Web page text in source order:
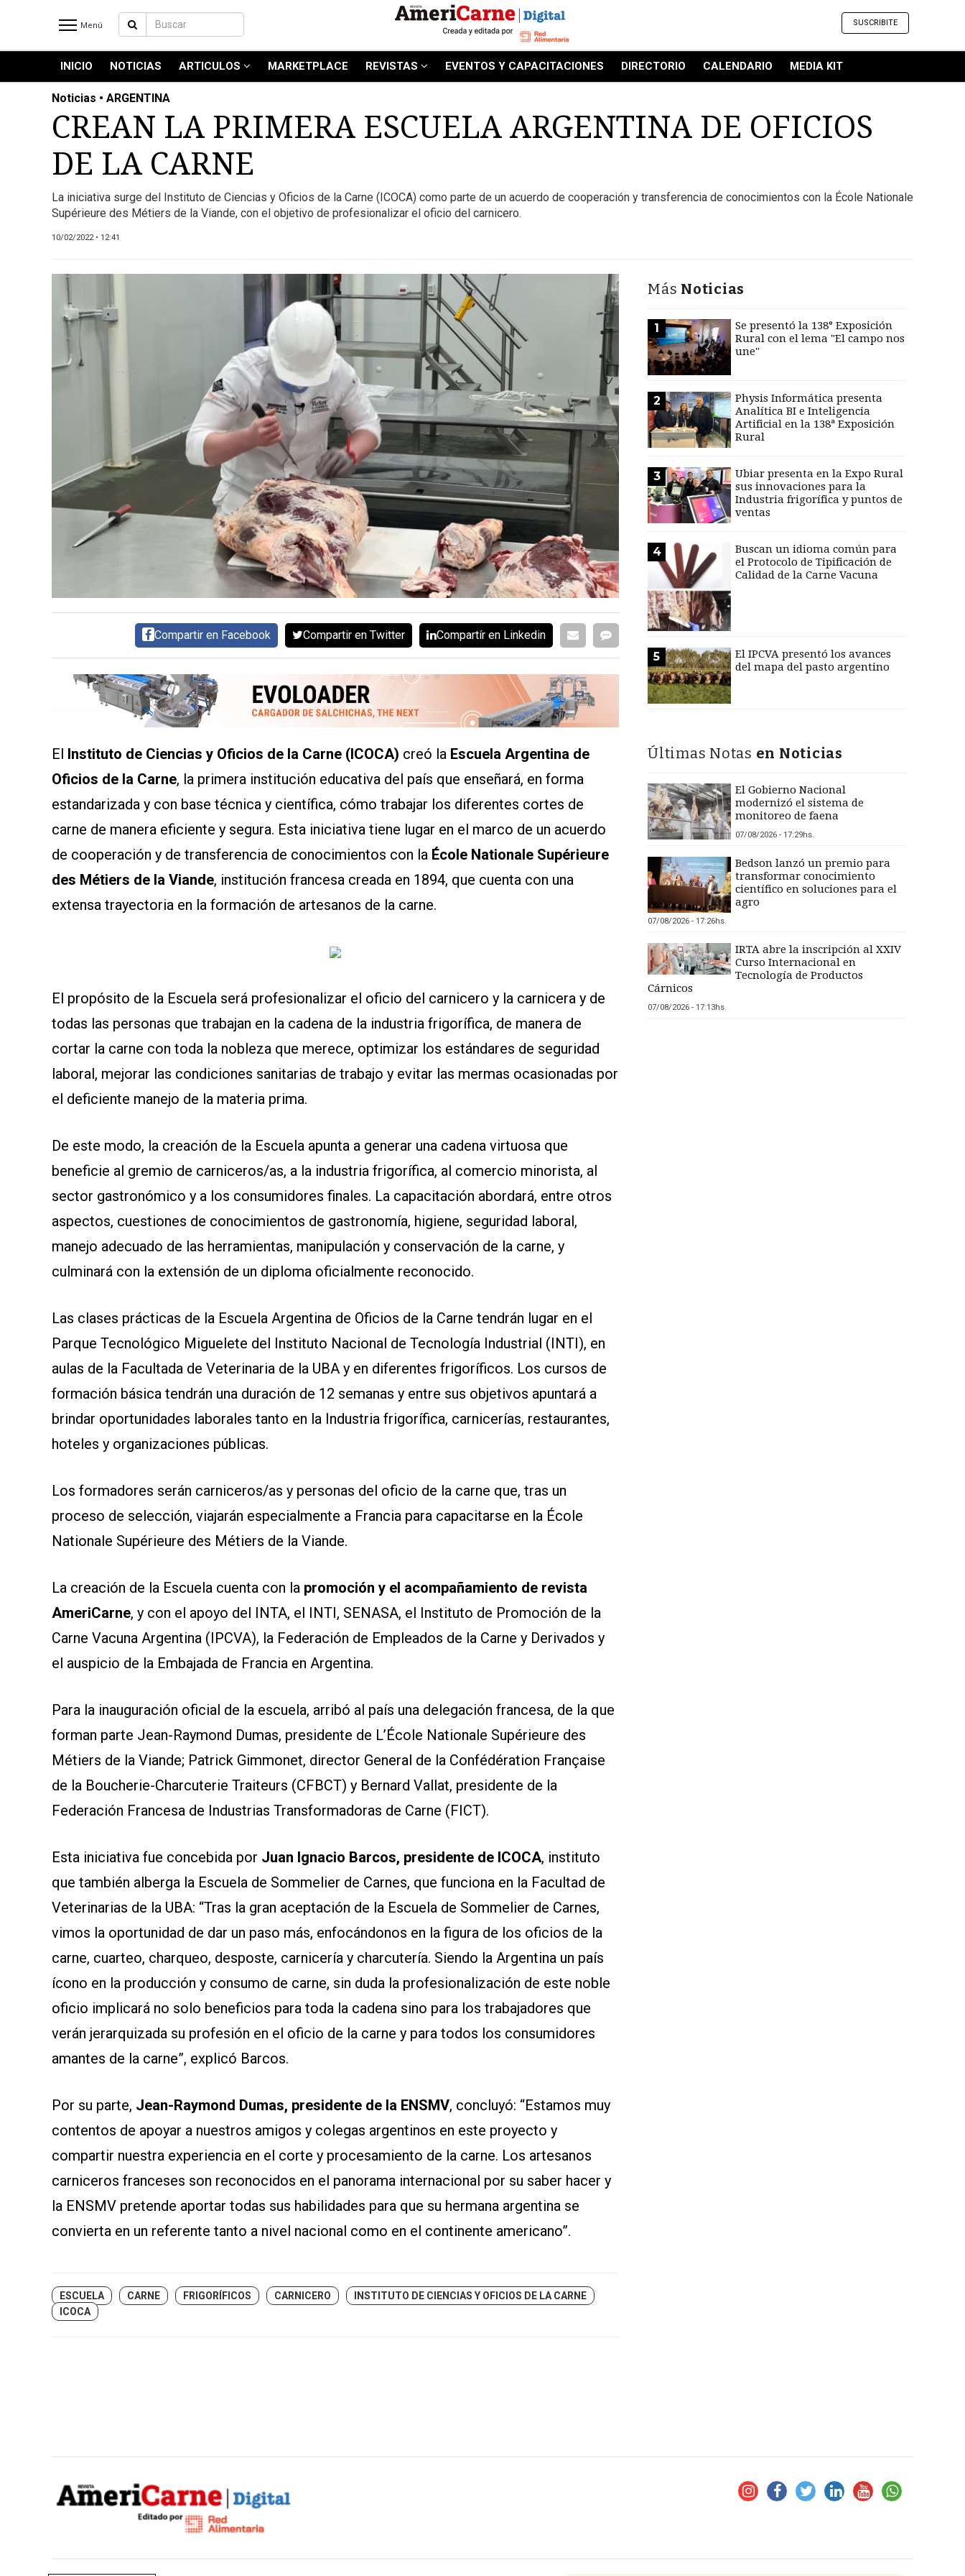
NOTICIAS RECIENTES
NOTICIAS
ARTICULOS
PRODUCCIÓN
PRODUCTO
NUEVOS PRODUCTOS
MARKETPLACE
CATÁLOGO DE CORTES DE
CARNE VACUNA
EVENTOS Y
CAPACITACIONES
TEMAS DESTACADOS
CARNE
INVESTIGACIÓN
PREMIO
SERVICIOS
CONTÁCTENOS
POLÍTICAS
PRIVACIDAD
Menú SUSCRIBITE
INICIO NOTICIAS ARTICULOS MARKETPLACE REVISTAS EVENTOS Y CAPACITACIONES DIRECTORIO CALENDARIO MEDIA KIT
Noticias • ARGENTINA
CREAN LA PRIMERA ESCUELA ARGENTINA DE OFICIOS
DE LA CARNE
La iniciativa surge del Instituto de Ciencias y Oficios de la Carne (ICOCA) como parte de un acuerdo de cooperación y transferencia de conocimientos con la École Nationale
Supérieure des Métiers de la Viande, con el objetivo de profesionalizar el oficio del carnicero.
10/02/2022 • 12:41
Compartir en Facebook Compartir en Twitter Compartír en Linkedin
El Instituto de Ciencias y Oficios de la Carne (ICOCA) creó la Escuela Argentina de
Oficios de la Carne, la primera institución educativa del país que enseñará, en forma
estandarizada y con base técnica y científica, cómo trabajar los diferentes cortes de
carne de manera eficiente y segura. Esta iniciativa tiene lugar en el marco de un acuerdo
de cooperación y de transferencia de conocimientos con la École Nationale Supérieure
des Métiers de la Viande, institución francesa creada en 1894, que cuenta con una
extensa trayectoria en la formación de artesanos de la carne.
El propósito de la Escuela será profesionalizar el oficio del carnicero y la carnicera y de
todas las personas que trabajan en la cadena de la industria frigorífica, de manera de
cortar la carne con toda la nobleza que merece, optimizar los estándares de seguridad
laboral, mejorar las condiciones sanitarias de trabajo y evitar las mermas ocasionadas por
el deficiente manejo de la materia prima.
De este modo, la creación de la Escuela apunta a generar una cadena virtuosa que
beneficie al gremio de carniceros/as, a la industria frigorífica, al comercio minorista, al
sector gastronómico y a los consumidores finales. La capacitación abordará, entre otros
aspectos, cuestiones de conocimientos de gastronomía, higiene, seguridad laboral,
manejo adecuado de las herramientas, manipulación y conservación de la carne, y
culminará con la extensión de un diploma oficialmente reconocido.
Las clases prácticas de la Escuela Argentina de Oficios de la Carne tendrán lugar en el
Parque Tecnológico Miguelete del Instituto Nacional de Tecnología Industrial (INTI), en
aulas de la Facultada de Veterinaria de la UBA y en diferentes frigoríficos. Los cursos de
formación básica tendrán una duración de 12 semanas y entre sus objetivos apuntará a
brindar oportunidades laborales tanto en la Industria frigorífica, carnicerías, restaurantes,
hoteles y organizaciones públicas.
Los formadores serán carniceros/as y personas del oficio de la carne que, tras un
proceso de selección, viajarán especialmente a Francia para capacitarse en la École
Nationale Supérieure des Métiers de la Viande.
La creación de la Escuela cuenta con la promoción y el acompañamiento de revista
AmeriCarne, y con el apoyo del INTA, el INTI, SENASA, el Instituto de Promoción de la
Carne Vacuna Argentina (IPCVA), la Federación de Empleados de la Carne y Derivados y
el auspicio de la Embajada de Francia en Argentina.
Para la inauguración oficial de la escuela, arribó al país una delegación francesa, de la que
forman parte Jean-Raymond Dumas, presidente de L’École Nationale Supérieure des
Métiers de la Viande; Patrick Gimmonet, director General de la Confédération Française
de la Boucherie-Charcuterie Traiteurs (CFBCT) y Bernard Vallat, presidente de la
Federación Francesa de Industrias Transformadoras de Carne (FICT).
Esta iniciativa fue concebida por Juan Ignacio Barcos, presidente de ICOCA, instituto
que también alberga la Escuela de Sommelier de Carnes, que funciona en la Facultad de
Veterinarias de la UBA: “Tras la gran aceptación de la Escuela de Sommelier de Carnes,
vimos la oportunidad de dar un paso más, enfocándonos en la figura de los oficios de la
carne, cuarteo, charqueo, desposte, carnicería y charcutería. Siendo la Argentina un país
ícono en la producción y consumo de carne, sin duda la profesionalización de este noble
oficio implicará no solo beneficios para toda la cadena sino para los trabajadores que
verán jerarquizada su profesión en el oficio de la carne y para todos los consumidores
amantes de la carne”, explicó Barcos.
Por su parte, Jean-Raymond Dumas, presidente de la ENSMV, concluyó: “Estamos muy
contentos de apoyar a nuestros amigos y colegas argentinos en este proyecto y
compartir nuestra experiencia en el corte y procesamiento de la carne. Los artesanos
carniceros franceses son reconocidos en el panorama internacional por su saber hacer y
la ENSMV pretende aportar todas sus habilidades para que su hermana argentina se
convierta en un referente tanto a nivel nacional como en el continente americano”.
ESCUELA CARNE FRIGORÍFICOS CARNICERO
INSTITUTO DE CIENCIAS Y OFICIOS DE LA CARNE
ICOCA
Más Noticias
1
Se presentó la 138° Exposición
Rural con el lema "El campo nos
une"
2
Physis Informática presenta
Analítica BI e Inteligencia
Artificial en la 138ª Exposición
Rural
3
Ubiar presenta en la Expo Rural
sus innovaciones para la
Industria frigorífica y puntos de
ventas
4
Buscan un idioma común para
el Protocolo de Tipificación de
Calidad de la Carne Vacuna
5
El IPCVA presentó los avances
del mapa del pasto argentino
Últimas Notas en Noticias
El Gobierno Nacional
modernizó el sistema de
monitoreo de faena
07/08/2026 - 17:29hs.
Bedson lanzó un premio para
transformar conocimiento
científico en soluciones para el
agro
07/08/2026 - 17:26hs.
IRTA abre la inscripción al XXIV
Curso Internacional en
Tecnología de Productos
Cárnicos
07/08/2026 - 17:13hs.